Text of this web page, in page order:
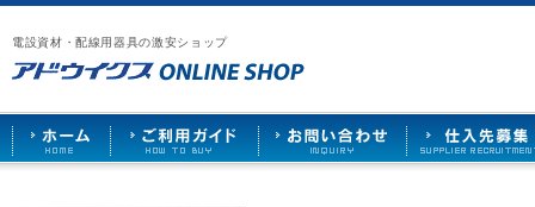
電設資材・配線用器具の激安ショップ
漏
電
ブ
レ
ー
カ
ー
や
照
ア
ウ
イ
ス
HOME
ご
用
ガ
ド
お
い
合
せ
仕
先
募